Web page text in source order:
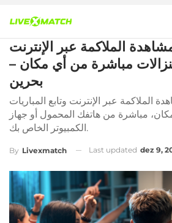
الملاكمة عبر الإنترنت
مباشرة من أي مكان –
بحرين
الملاكمة عبر الإنترنت وتابع المباريات
مباشرة من هاتفك المحمول أو جهاز
الكمبيوتر الخاص بك.
By Livexmatch Last updated dez 9,